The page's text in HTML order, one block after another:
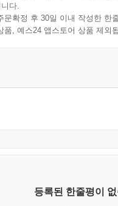
다.
확정 후 30일 이내 작성한 한
, 예스24 앱스토어 상품 제외
등록된 한줄평이